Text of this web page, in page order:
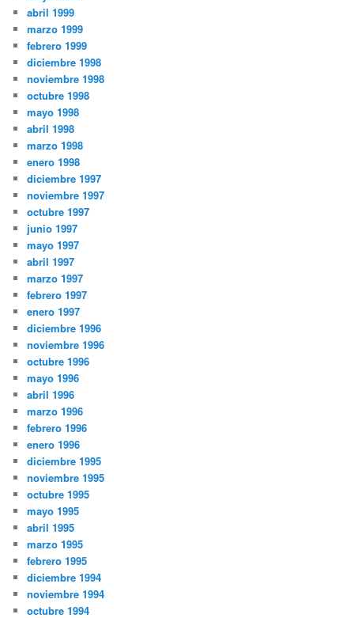
abril 1999
marzo 1999
febrero 1999
diciembre 1998
noviembre 1998
octubre 1998
mayo 1998
abril 1998
marzo 1998
enero 1998
diciembre 1997
noviembre 1997
octubre 1997
junio 1997
mayo 1997
abril 1997
marzo 1997
febrero 1997
enero 1997
diciembre 1996
noviembre 1996
octubre 1996
mayo 1996
abril 1996
marzo 1996
febrero 1996
enero 1996
diciembre 1995
noviembre 1995
octubre 1995
mayo 1995
abril 1995
marzo 1995
febrero 1995
diciembre 1994
noviembre 1994
octubre 1994